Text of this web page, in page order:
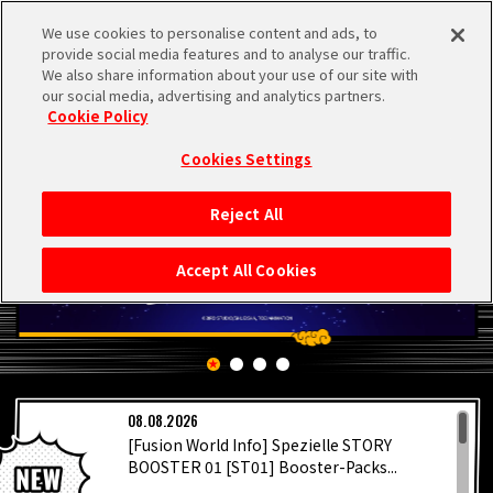
MEN
STARTSEITE
NEUES
HIGHLIGHTS
VIDEOS
08.08.2026
[Fusion World Info] Spezielle STORY
BOOSTER 01 [ST01] Booster-Packs...
We use cookies to personalise content and ads, to
provide social media features and to analyse our traffic.
We also share information about your use of our site with
our social media, advertising and analytics partners.
Cookie Policy
Cookies Settings
Reject All
Accept All Cookies